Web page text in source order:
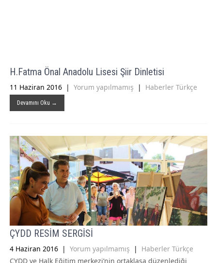
H.Fatma Önal Anadolu Lisesi Şiir Dinletisi
11 Haziran 2016 | Yorum yapılmamış | Haberler Türkçe
Devamını Oku →
ÇYDD RESİM SERGİSİ
4 Haziran 2016 | Yorum yapılmamış | Haberler Türkçe
ÇYDD ve Halk Eğitim merkezi’nin ortaklaşa düzenlediği